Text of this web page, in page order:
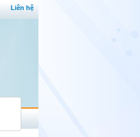
Liên hệ